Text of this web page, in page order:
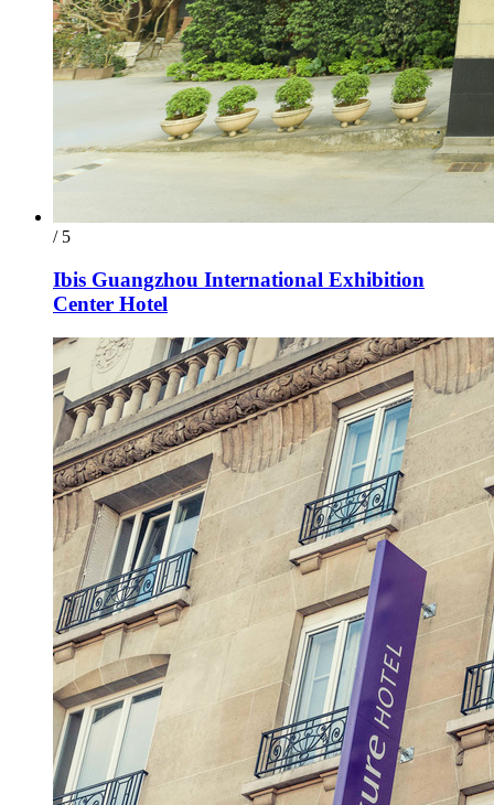
/ 5
Ibis Guangzhou International Exhibition
Center Hotel